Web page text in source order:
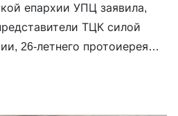
епархии УПЦ заявила,
ТЦК силой
26-летнего протоиерея
в селе Любче. По